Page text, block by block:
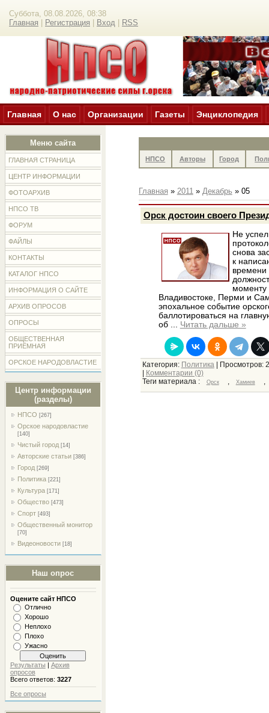
Суббота, 08.08.2026, 08:38
Главная
Регистрация Вход RSS
Главная О нас Организации Газеты Энциклопедия
Меню сайта
ГЛАВНАЯ СТРАНИЦА
ЦЕНТР ИНФОРМАЦИИ
ФОТОАРХИВ
НПСО ТВ
ФОРУМ
ФАЙЛЫ
КОНТАКТЫ
КАТАЛОГ НПСО
ИНФОРМАЦИЯ О САЙТЕ
АРХИВ ОПРОСОВ
ОПРОСЫ
ОБЩЕСТВЕННАЯ
ПРИЁМНАЯ
ОРСКОЕ НАРОДОВЛАСТИЕ
Центр информации
(разделы)
НПСО [267]
Орское народовластие
[140]
Чистый город [14]
Авторские статьи [386]
Город [269]
Политика [221]
Культура [171]
Общество [473]
Спорт [493]
Общественный монитор
[70]
Видеоновости [18]
Наш опрос
Оцените сайт НПСО
Отлично
Хорошо
Неплохо
Плохо
Ужасно
Результаты
Архив
опросов
Всего ответов: 3227
Все опросы
НПСО Авторы Город
Главная » 2011 » Декабрь » 05
Орск достоин своего
Не
снова
к
времени
моменту
Владивостоке, Перми и
эпохальное событие
баллотироваться на
об ... Читать дальше »
Категория: Политика| Просмотров:
Комментарии (0)
Теги материала :
Орск , Хамиев ,